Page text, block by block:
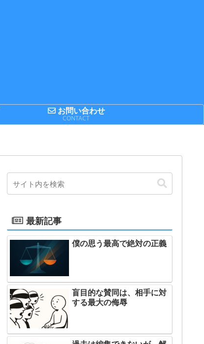
お問い合わせ
CONTACT
最新記事
僕の思う最高で絶対の正義
盲目的な賛同は、相手に対
する最大の侮辱